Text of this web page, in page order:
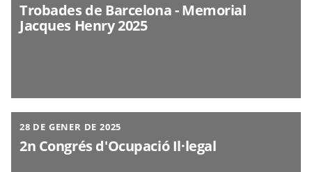
Trobades de Barcelona - Memorial
Jacques Henry 2025
28 DE GENER DE 2025
2n Congrés d'Ocupació Il·legal